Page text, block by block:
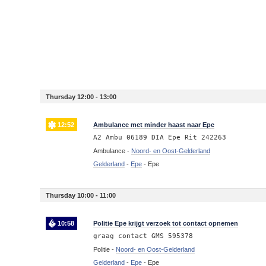
Thursday 12:00 - 13:00
12:52 Ambulance met minder haast naar Epe
A2 Ambu 06189 DIA Epe Rit 242263
Ambulance - Noord- en Oost-Gelderland
Gelderland - Epe - Epe
Thursday 10:00 - 11:00
10:58 Politie Epe krijgt verzoek tot contact opnemen
graag contact GMS 595378
Politie - Noord- en Oost-Gelderland
Gelderland - Epe - Epe